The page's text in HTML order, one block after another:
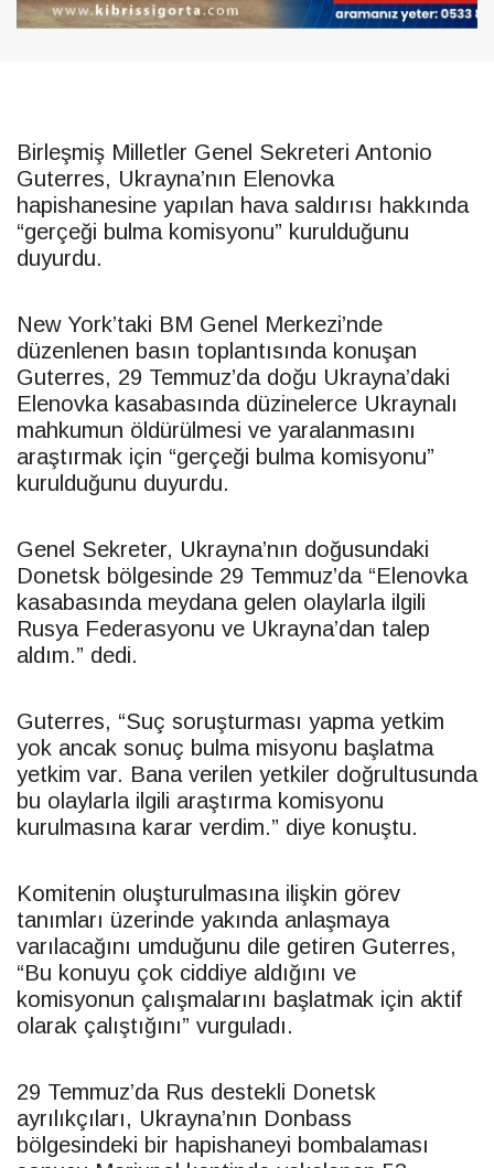
Birleşmiş Milletler Genel Sekreteri Antonio
Guterres, Ukrayna’nın Elenovka
hapishanesine yapılan hava saldırısı hakkında
“gerçeği bulma komisyonu” kurulduğunu
duyurdu.
New York’taki BM Genel Merkezi’nde
düzenlenen basın toplantısında konuşan
Guterres, 29 Temmuz’da doğu Ukrayna’daki
Elenovka kasabasında düzinelerce Ukraynalı
mahkumun öldürülmesi ve yaralanmasını
araştırmak için “gerçeği bulma komisyonu”
kurulduğunu duyurdu.
Genel Sekreter, Ukrayna’nın doğusundaki
Donetsk bölgesinde 29 Temmuz’da “Elenovka
kasabasında meydana gelen olaylarla ilgili
Rusya Federasyonu ve Ukrayna’dan talep
aldım.” dedi.
Guterres, “Suç soruşturması yapma yetkim
yok ancak sonuç bulma misyonu başlatma
yetkim var. Bana verilen yetkiler doğrultusunda
bu olaylarla ilgili araştırma komisyonu
kurulmasına karar verdim.” diye konuştu.
Komitenin oluşturulmasına ilişkin görev
tanımları üzerinde yakında anlaşmaya
varılacağını umduğunu dile getiren Guterres,
“Bu konuyu çok ciddiye aldığını ve
komisyonun çalışmalarını başlatmak için aktif
olarak çalıştığını” vurguladı.
29 Temmuz’da Rus destekli Donetsk
ayrılıkçıları, Ukrayna’nın Donbass
bölgesindeki bir hapishaneyi bombalaması